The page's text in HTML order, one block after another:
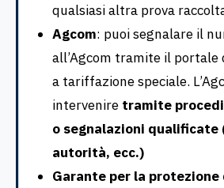
qualsiasi altra prova
Agcom: puoi segnalare il
all’Agcom tramite il portale
a tariffazione speciale.
intervenire tramite
o segnalazioni qualificate
autorità, ecc.)
Garante per la